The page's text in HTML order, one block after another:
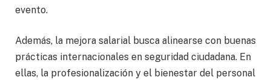
evento.
Además, la mejora salarial busca alinearse con buenas
prácticas internacionales en seguridad ciudadana. En
ellas, la profesionalización y el bienestar del personal